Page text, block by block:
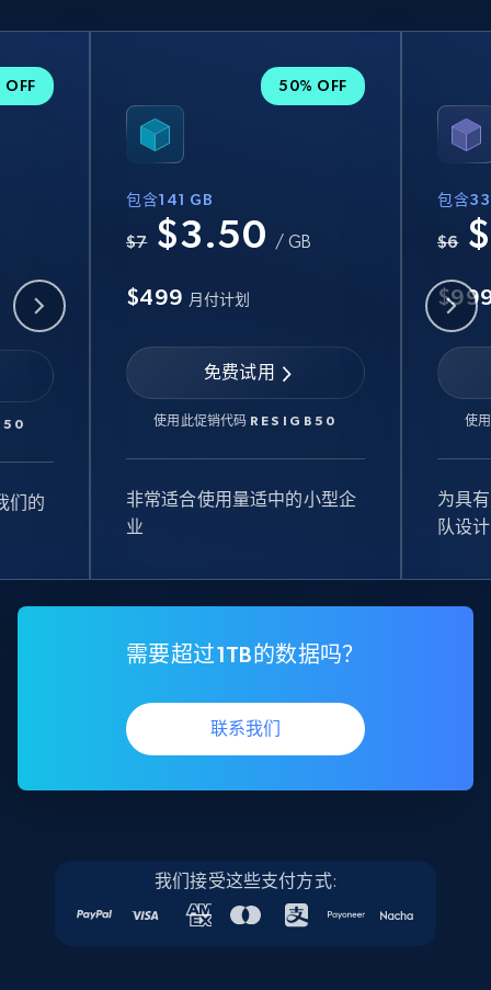
OFF
们的
50% OFF
包含141 GB
$7 $3.50 / GB
$499 月付计划
免费试用
使用此促销代码 RESIGB50
非常适合使用量适中的小型企
业
包含
$6
使
为具
队设计
需要超过1TB的数据吗？
联系我们
我们接受这些支付方式: